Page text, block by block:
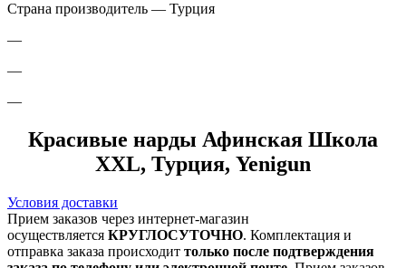
Страна производитель — Турция
—
—
—
Красивые нарды Афинская Школа
XXL, Турция, Yenigun
Условия доставки
Прием заказов через интернет-магазин
осуществляется КРУГЛОСУТОЧНО. Комплектация и
отправка заказа происходит только после подтверждения